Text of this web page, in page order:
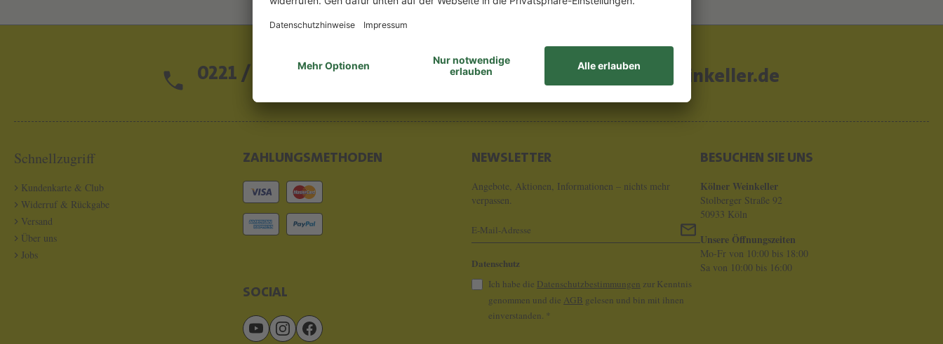
0221 / 13 97 28 - 0 info@koelner-weinkeller.de
Schnellzugriff
Kundenkarte & Club
Widerruf & Rückgabe
Versand
Über uns
Jobs
ZAHLUNGSMETHODEN
SOCIAL
NEWSLETTER
Angebote, Aktionen, Informationen – nichts mehr
verpassen.
Datenschutz
Ich habe die Datenschutzbestimmungen zur Kenntnis
genommen und die AGB gelesen und bin mit ihnen
einverstanden. *
BESUCHEN SIE UNS
Kölner Weinkeller
Stolberger Straße 92
50933 Köln
Unsere Öffnungszeiten
Mo-Fr von 10:00 bis 18:00
Sa von 10:00 bis 16:00